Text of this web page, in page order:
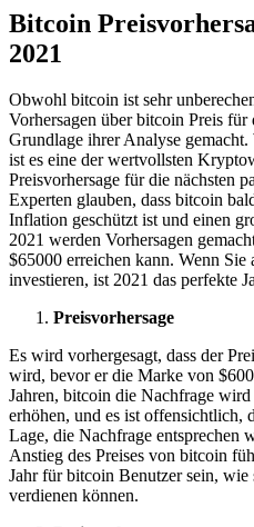
Bitcoin
2021
Obwohl bitcoin ist sehr
Vorhersagen über bitcoin Preis für
Grundlage ihrer Analyse
ist es eine der wertvollsten
Preisvorhersage für die nächsten
Experten glauben, dass bitcoin
Inflation geschützt ist und einen
2021 werden Vorhersagen
$65000 erreichen kann. Wenn
investieren, ist 2021 das perfekte
Preisvorhersage
Es wird vorhergesagt, dass der
wird, bevor er die Marke von
Jahren, bitcoin die Nachfrage
erhöhen, und es ist offensichtlich,
Lage, die Nachfrage entsprechen
Anstieg des Preises von bitcoin
Jahr für bitcoin Benutzer sein,
verdienen können.